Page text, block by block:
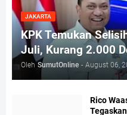
JAKARTA
KPK Temukan
Juli, Kurang 2.000
Oleh SumutOnline - August 06,
Rico